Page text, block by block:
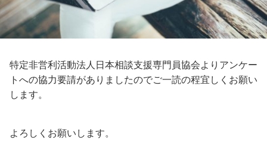
特定非営利活動法人日本相談支援専門員協会よりアンケー
トへの協力要請がありましたのでご一読の程宜しくお願い
します。
よろしくお願いします。